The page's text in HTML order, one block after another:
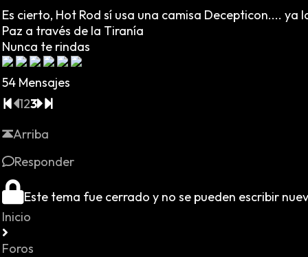
Es cierto, Hot Rod sí usa una camisa Decepticon....
Paz a través de la Tiranía
Nunca te rindas
54 Mensajes
123
Arriba
Responder
Este tema fue cerrado y no se pueden escribir
Inicio
Foros